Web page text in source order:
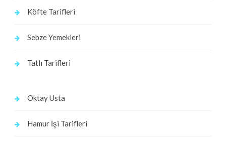
Köfte Tarifleri
Sebze Yemekleri
Tatlı Tarifleri
Oktay Usta
Hamur İşi Tarifleri